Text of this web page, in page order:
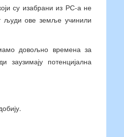
су изабрани из РС-а не
људи ове земље учинили
довољно времена за
заузимају потенцијална